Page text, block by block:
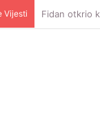
Vijesti Iranski